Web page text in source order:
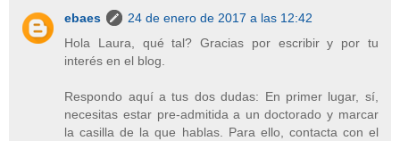
ebaes
24 de enero de 2017 a las 12:42
Hola Laura, qué tal? Gracias por escribir y por tu
interés en el blog.
Respondo aquí a tus dos dudas: En primer lugar, sí,
necesitas estar pre-admitida a un doctorado y marcar
la casilla de la que hablas. Para ello, contacta con el